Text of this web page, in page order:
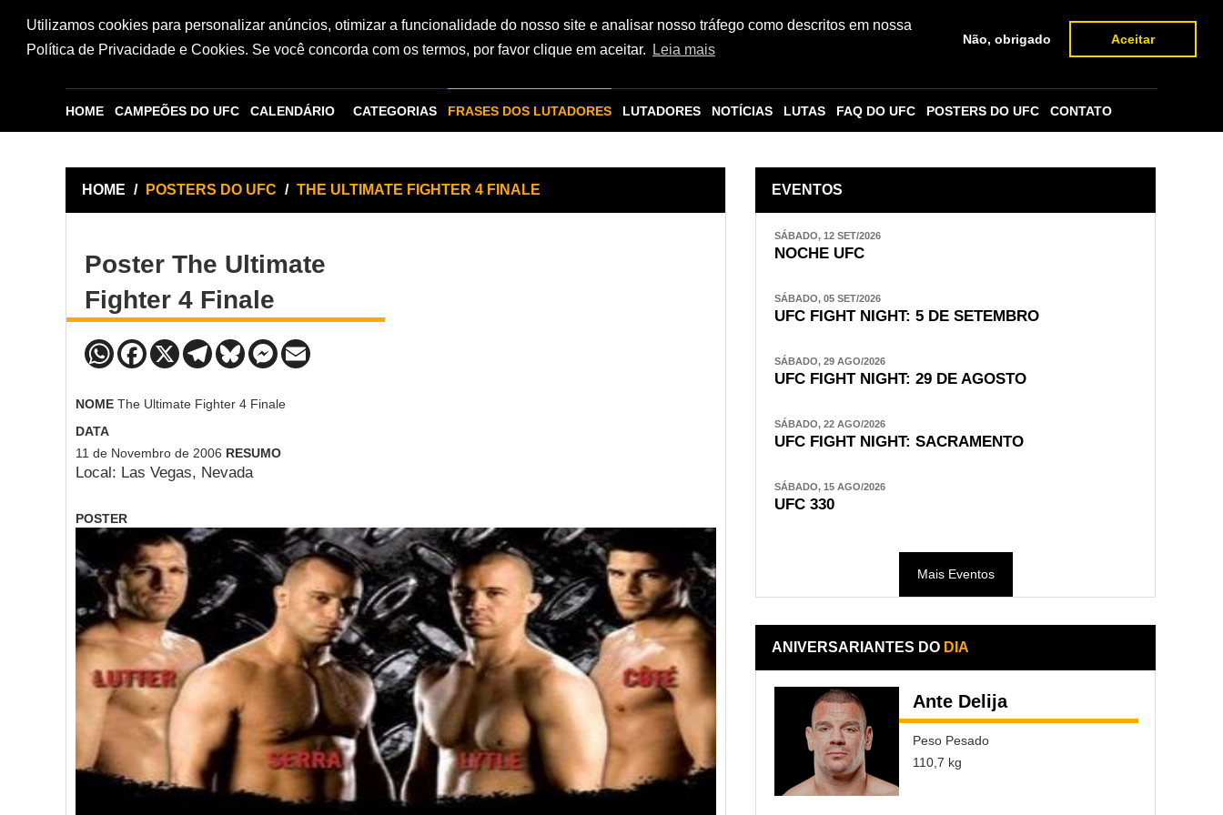
Utilizamos cookies para personalizar anúncios, otimizar a funcionalidade do nosso site e analisar nosso tráfego como descritos em nossa
Política de Privacidade e Cookies. Se você concorda com os termos, por favor clique em aceitar.
Leia mais
Não, obrigado Aceitar
HOME CAMPEÕES DO UFC CALENDÁRIO CATEGORIAS FRASES DOS LUTADORES LUTADORES NOTÍCIAS LUTAS FAQ DO UFC POSTERS DO UFC CONTATO
HOME / POSTERS DO UFC / THE ULTIMATE FIGHTER 4 FINALE
Poster The Ultimate
Fighter 4 Finale
NOME The Ultimate Fighter 4 Finale
DATA
11 de Novembro de 2006 RESUMO
Local: Las Vegas, Nevada
POSTER
EVENTOS
SÁBADO, 12 SET/2026
NOCHE UFC
SÁBADO, 05 SET/2026
UFC FIGHT NIGHT: 5 DE SETEMBRO
SÁBADO, 29 AGO/2026
UFC FIGHT NIGHT: 29 DE AGOSTO
SÁBADO, 22 AGO/2026
UFC FIGHT NIGHT: SACRAMENTO
SÁBADO, 15 AGO/2026
UFC 330
Mais Eventos
ANIVERSARIANTES DO DIA
Ante Delija
Peso Pesado
110,7 kg